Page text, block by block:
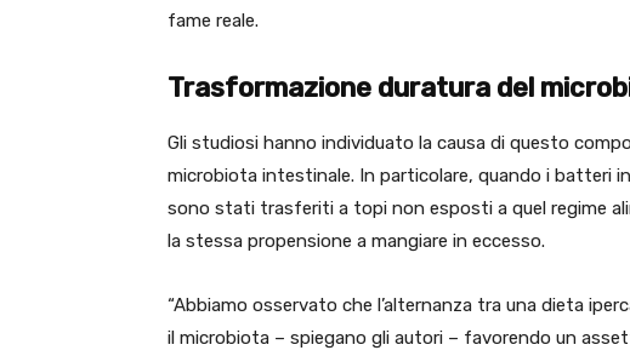
fame reale.
Trasformazione duratura del
Gli studiosi hanno individuato la causa di questo
microbiota intestinale. In particolare, quando i
sono stati trasferiti a topi non esposti a quel regime
la stessa propensione a mangiare in eccesso.
“Abbiamo osservato che l’alternanza tra una dieta
il microbiota – spiegano gli autori – favorendo un